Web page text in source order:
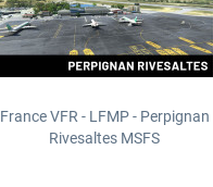
France VFR - LFMP - Perpignan
Rivesaltes MSFS